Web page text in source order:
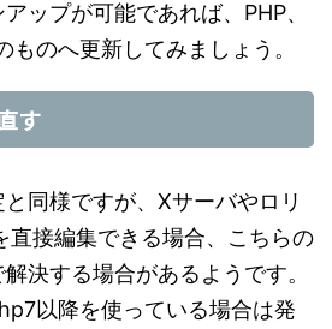
ップが可能であれば、PHP、
ものへ更新してみましょう。
す
同様ですが、Xサーバやロリ
直接編集できる場合、こちらの
決する場合があるようです。
以降を使っている場合は発